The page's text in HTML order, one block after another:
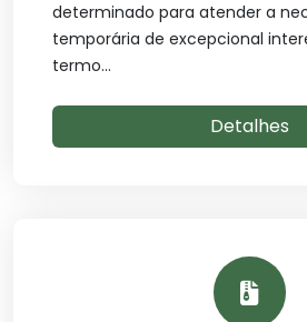
determinado para atender a
temporária de excepcional
termo...
Detalhes